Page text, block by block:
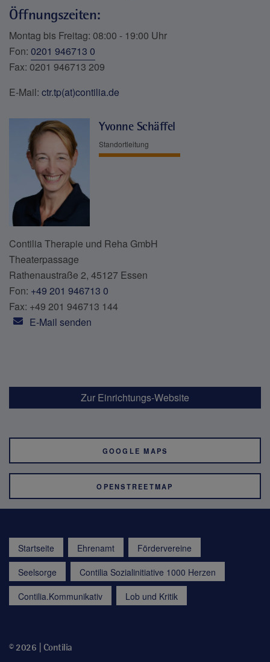
Öffnungszeiten:
Montag bis Freitag: 08:00 - 19:00 Uhr
Fon: 0201 946713 0
Fax: 0201 946713 209
E-Mail: ctr.tp(at)contilia.de
Yvonne Schäffel
Standortleitung
Contilia Therapie und Reha GmbH
Theaterpassage
Rathenaustraße 2, 45127 Essen
Fon: +49 201 946713 0
Fax: +49 201 946713 144
E-Mail senden
Zur Einrichtungs-Website
GOOGLE MAPS
OPENSTREETMAP
Startseite Ehrenamt
Fördervereine
Seelsorge
Contilia Sozialinitiative 1000 Herzen
Contilia.Kommunikativ
Lob und Kritik
© 2026 | Contilia